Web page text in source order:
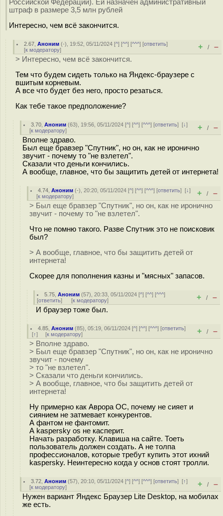
Российской Федерации). Ей назначен административный
штраф в размере 3,5 млн рублей
Интересно, чем всё закончится.
2.67 ,Аноним (-), 19:52, 05/11/2024 [^] [^^] [^^^] [ответить]
[к модератору] + / –
> Интересно, чем всё закончится.
Тем что будем сидеть только на Яндекс-браузере с
вшитым корневым.
А все что будет без него, просто резаться.
Как тебе такое предположение?
3.70 ,Аноним (63), 19:56, 05/11/2024 [^] [^^] [^^^] [ответить][↓]
[к модератору] + / –
Вполне здраво.
Был еще бравзер "Спутник", но он, как не иронично
звучит - почему то "не взлетел".
Сказали что деньги кончились.
А вообще, главное, что бы защитить детей от интернета!
4.74 ,Аноним (-), 20:20, 05/11/2024 [^] [^^] [^^^] [ответить][↓]
[к модератору] + / –
> Был еще бравзер "Спутник", но он, как не иронично
звучит - почему то "не взлетел".
Что не помню такого. Разве Спутник это не поисковик
был?
> А вообще, главное, что бы защитить детей от
интернета!
Скорее для пополнения казны и "мясных" запасов.
5.75 ,Аноним (57), 20:33, 05/11/2024 [^] [^^] [^^^]
[ответить] [к модератору] + / –
И браузер тоже был.
4.85 ,Аноним (85), 05:19, 06/11/2024 [^] [^^] [^^^] [ответить]
[↑] [к модератору] + / –
> Вполне здраво.
> Был еще бравзер "Спутник", но он, как не иронично
звучит - почему
> то "не взлетел".
> Сказали что деньги кончились.
> А вообще, главное, что бы защитить детей от
интернета!
Ну примерно как Аврора ОС, почему не сияет и
сиянием не затмевает конкурентов.
А фантом не фантомит.
А kaspersky os не касперит.
Начать разработку. Клавиша на сайте. Тоеть
пользователь должен создать. А не толпа
профессионалов, которые требут купить этот ихний
kaspersky. Неинтересно когда у основ стоят тролли.
3.72 ,Аноним (57), 20:10, 05/11/2024 [^] [^^] [^^^] [ответить][↑]
[к модератору] + / –
Нужен вариант Яндекс Браузер Lite Desktop, на мобилах
же есть.